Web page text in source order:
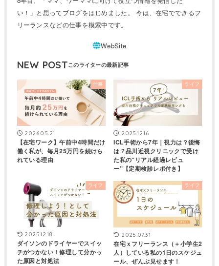
い！」と思ってブログをはじめました。 今は、在宅でできるフ
リーランスなどの仕事を模索中です。
NEW POST
仕事
2026.05.21
【在宅ワーク】午前中4時間だけ
働く私が、毎月25万円を続けら
れている理由
ライフ
2025.12.16
ICL手術から7年｜視力は？後悔
は？品川近視クリニックで受け
た私の“リアル経過レビュ
ー”【定期検診レポ付き】
ライフ
2025.12.18
ダイソンのドライヤーでスイッ
チがつかない！修理して分かっ
た原因と対処法
ライフ
2025.07.31
在宅ｘフリーランス（＋小学生2
人）している私の1日のスケジュ
ール、ぜんぶ見せます！